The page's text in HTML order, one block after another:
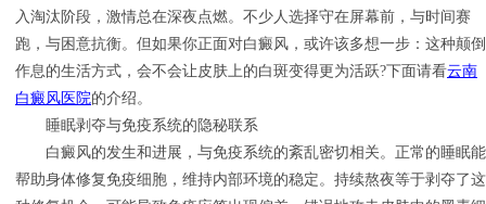
入淘汰阶段，激情总在深夜点燃。不少人选择守在屏幕前，与时间赛
跑，与困意抗衡。但如果你正面对白癜风，或许该多想一步：这种颠倒
作息的生活方式，会不会让皮肤上的白斑变得更为活跃?下面请看云南
白癜风医院的介绍。
睡眠剥夺与免疫系统的隐秘联系
白癜风的发生和进展，与免疫系统的紊乱密切相关。正常的睡眠能
帮助身体修复免疫细胞，维持内部环境的稳定。持续熬夜等于剥夺了这